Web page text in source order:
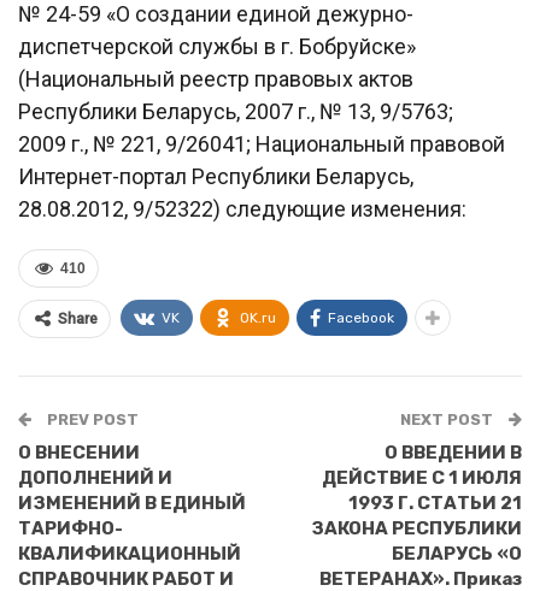
№ 24-59 «О создании единой дежурно-
диспетчерской службы в г. Бобруйске»
(Национальный реестр правовых актов
Республики Беларусь, 2007 г., № 13, 9/5763;
2009 г., № 221, 9/26041; Национальный правовой
Интернет-портал Республики Беларусь,
28.08.2012, 9/52322) следующие изменения:
410
Share VK OK.ru Facebook
PREV POST
О ВНЕСЕНИИ
ДОПОЛНЕНИЙ И
ИЗМЕНЕНИЙ В ЕДИНЫЙ
ТАРИФНО-
КВАЛИФИКАЦИОННЫЙ
СПРАВОЧНИК РАБОТ И
NEXT POST
О ВВЕДЕНИИ В
ДЕЙСТВИЕ С 1 ИЮЛЯ
1993 Г. СТАТЬИ 21
ЗАКОНА РЕСПУБЛИКИ
БЕЛАРУСЬ «О
ВЕТЕРАНАХ». Приказ